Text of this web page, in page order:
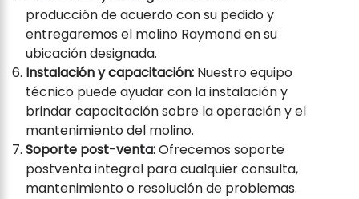
producción de acuerdo con su pedido y
entregaremos el molino Raymond en su
ubicación designada.
Instalación y capacitación: Nuestro equipo
técnico puede ayudar con la instalación y
brindar capacitación sobre la operación y el
mantenimiento del molino.
Soporte post-venta:Ofrecemos soporte
postventa integral para cualquier consulta,
mantenimiento o resolución de problemas.